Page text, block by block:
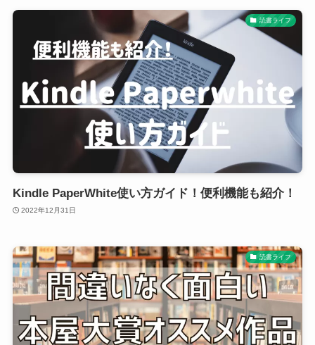
読書ライフ
Kindle PaperWhite使い方ガイド！便利機能も紹介！
2022年12月31日
読書ライフ